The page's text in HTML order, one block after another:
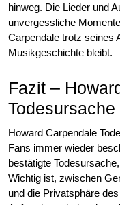
hinweg. Die Lieder und
unvergessliche
Carpendale trotz seines
Musikgeschichte bleibt.
Fazit –
Todesursache
Howard Carpendale
Fans immer wieder
bestätigte
Wichtig ist, zwischen
und die Privatsphäre